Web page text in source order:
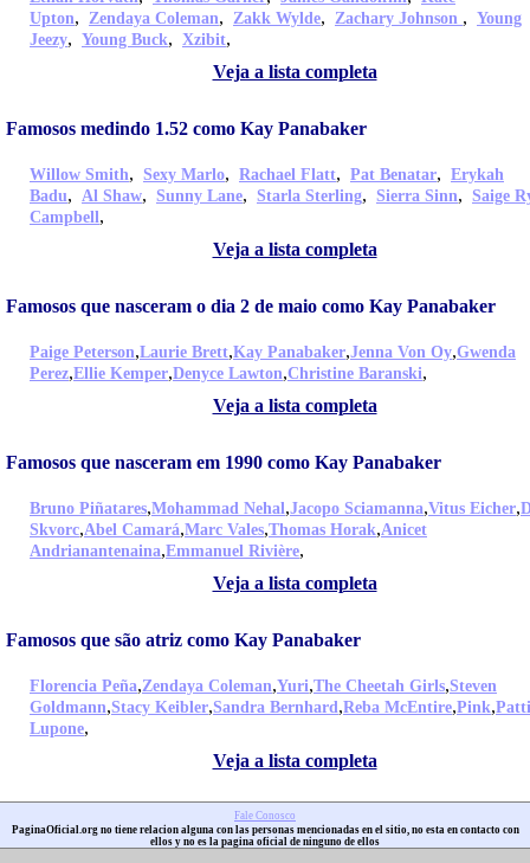
Upton, Zendaya Coleman, Zakk Wylde, Zachary Johnson , Young
Jeezy, Young Buck, Xzibit,
Veja a lista completa
Famosos medindo 1.52 como Kay Panabaker
Willow Smith, Sexy Marlo, Rachael Flatt, Pat Benatar, Erykah
Badu, Al Shaw, Sunny Lane, Starla Sterling, Sierra Sinn, Saige
Campbell,
Veja a lista completa
Famosos que nasceram o dia 2 de maio como Kay Panabaker
Paige Peterson,Laurie Brett,Kay Panabaker,Jenna Von Oy,Gwenda
Perez,Ellie Kemper,Denyce Lawton,Christine Baranski,
Veja a lista completa
Famosos que nasceram em 1990 como Kay Panabaker
Bruno Piñatares,Mohammad Nehal,Jacopo Sciamanna,Vitus Eicher,
Skvorc,Abel Camará,Marc Vales,Thomas Horak,Anicet
Andrianantenaina,Emmanuel Rivière,
Veja a lista completa
Famosos que são atriz como Kay Panabaker
Florencia Peña,Zendaya Coleman,Yuri,The Cheetah Girls,Steven
Goldmann,Stacy Keibler,Sandra Bernhard,Reba McEntire,Pink,Patti
Lupone,
Veja a lista completa
Fale Conosco
PaginaOficial.org no tiene relacion alguna con las personas mencionadas en el sitio, no esta en contacto con
ellos y no es la pagina oficial de ninguno de ellos